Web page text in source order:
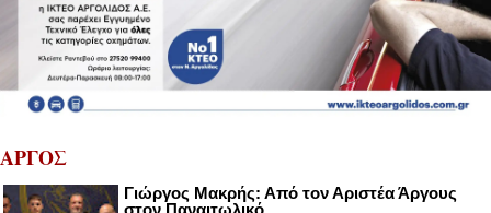
ΑΡΓΟΣ
Γιώργος Μακρής: Από τον Αριστέα Άργους